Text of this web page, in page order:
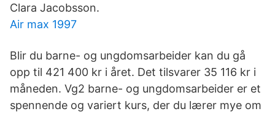
Clara Jacobsson.
Air max 1997
Blir du barne- og ungdomsarbeider kan du gå
opp til 421 400 kr i året. Det tilsvarer 35 116 kr i
måneden. Vg2 barne- og ungdomsarbeider er et
spennende og variert kurs, der du lærer mye om